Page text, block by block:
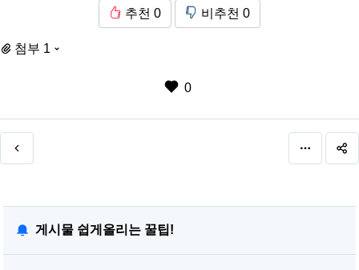
추천 0 비추천 0
첨부 1
0
게시물 쉽게올리는 꿀팁!